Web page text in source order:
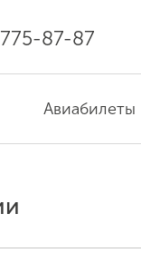
87-87
Авиабилеты